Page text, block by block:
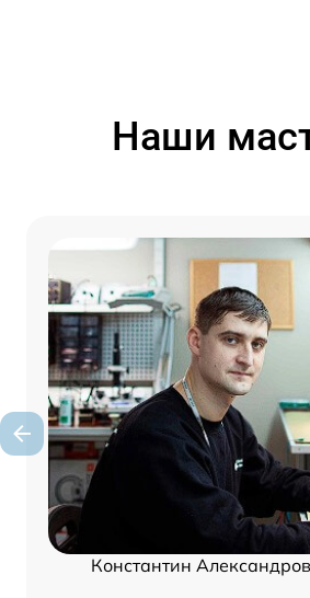
Наши
Константин